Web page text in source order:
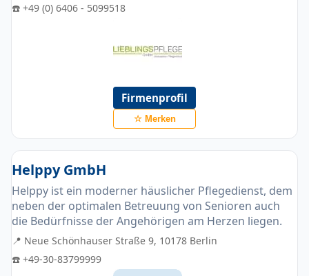
☎️ +49 (0) 6406 - 5099518
Firmenprofil
☆ Merken
Helppy GmbH
Helppy ist ein moderner häuslicher Pflegedienst, dem
neben der optimalen Betreuung von Senioren auch
die Bedürfnisse der Angehörigen am Herzen liegen.
📍 Neue Schönhauser Straße 9, 10178 Berlin
☎️ +49-30-83799999